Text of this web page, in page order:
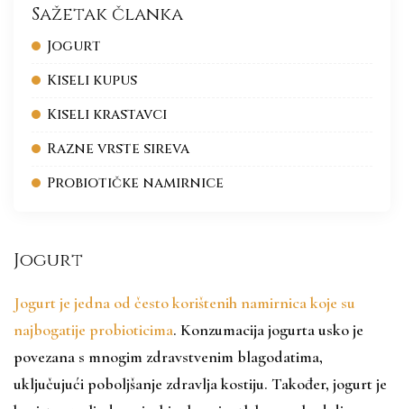
Sažetak članka
Jogurt
Kiseli kupus
Kiseli krastavci
Razne vrste sireva
Probiotičke namirnice
Jogurt
Jogurt je jedna od često korištenih namirnica koje su
najbogatije probioticima. Konzumacija jogurta usko je
povezana s mnogim zdravstvenim blagodatima,
uključujući poboljšanje zdravlja kostiju. Također, jogurt je